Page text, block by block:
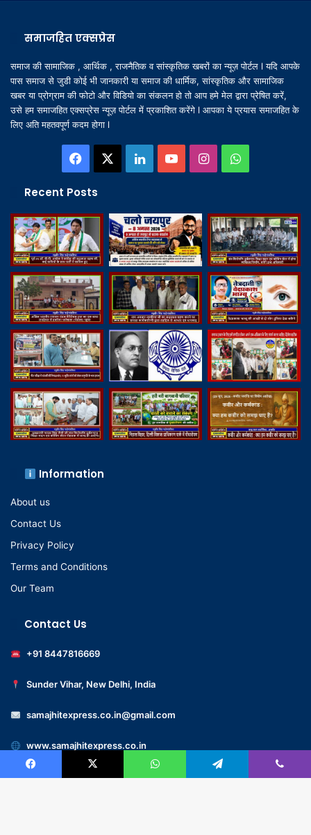
समाजहित एक्सप्रेस
समाज की सामाजिक , आर्थिक , राजनैतिक व सांस्कृतिक खबरों का न्यूज़ पोर्टल l यदि आपके
पास समाज से जुडी कोई भी जानकारी या समाज की धार्मिक, सांस्कृतिक और सामाजिक
खबर या प्रोग्राम की फोटो और विडियो का संकलन हो तो आप हमे मेल द्वारा प्रेषित करें,
उसे हम समाजहित एक्सप्रेस न्यूज़ पोर्टल में प्रकाशित करेंगे l आपका ये प्रयास समाजहित के
लिए अति महतवपूर्ण कदम होगा l
Facebook LinkedInYouTubeInstagramWhatsApp
Recent Posts
Information
About us
Contact Us
Privacy Policy
Terms and Conditions
Our Team
Contact Us
+91 8447816669
Sunder Vihar, New Delhi, India
samajhitexpress.co.in@gmail.com
www.samajhitexpress.co.in
Facebook X WhatsApp Telegram Viber